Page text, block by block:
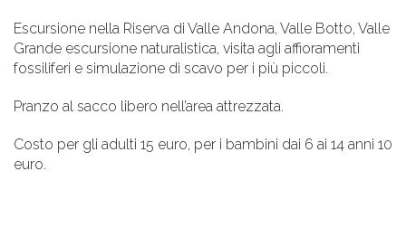
Escursione nella Riserva di Valle Andona, Valle Botto, Valle
Grande escursione naturalistica, visita agli affioramenti
fossiliferi e simulazione di scavo per i più piccoli.
Pranzo al sacco libero nell’area attrezzata.
Costo per gli adulti 15 euro, per i bambini dai 6 ai 14 anni 10
euro.